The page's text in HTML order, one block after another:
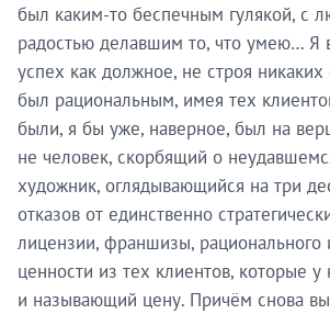
был каким-то беспечным гулякой, с
радостью делавшим то, что умею… Я
успех как должное, не строя
был рациональным, имея тех
были, я бы уже, наверное, был на
не человек, скорбящий о
художник, оглядывающийся на три
отказов от единственно
лицензии, франшизы, рационального
ценности из тех клиентов, которые
и называющий цену. Причём снова